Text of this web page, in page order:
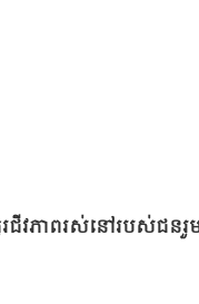
រជីវភាពរស់នៅរបស់ជនរួ